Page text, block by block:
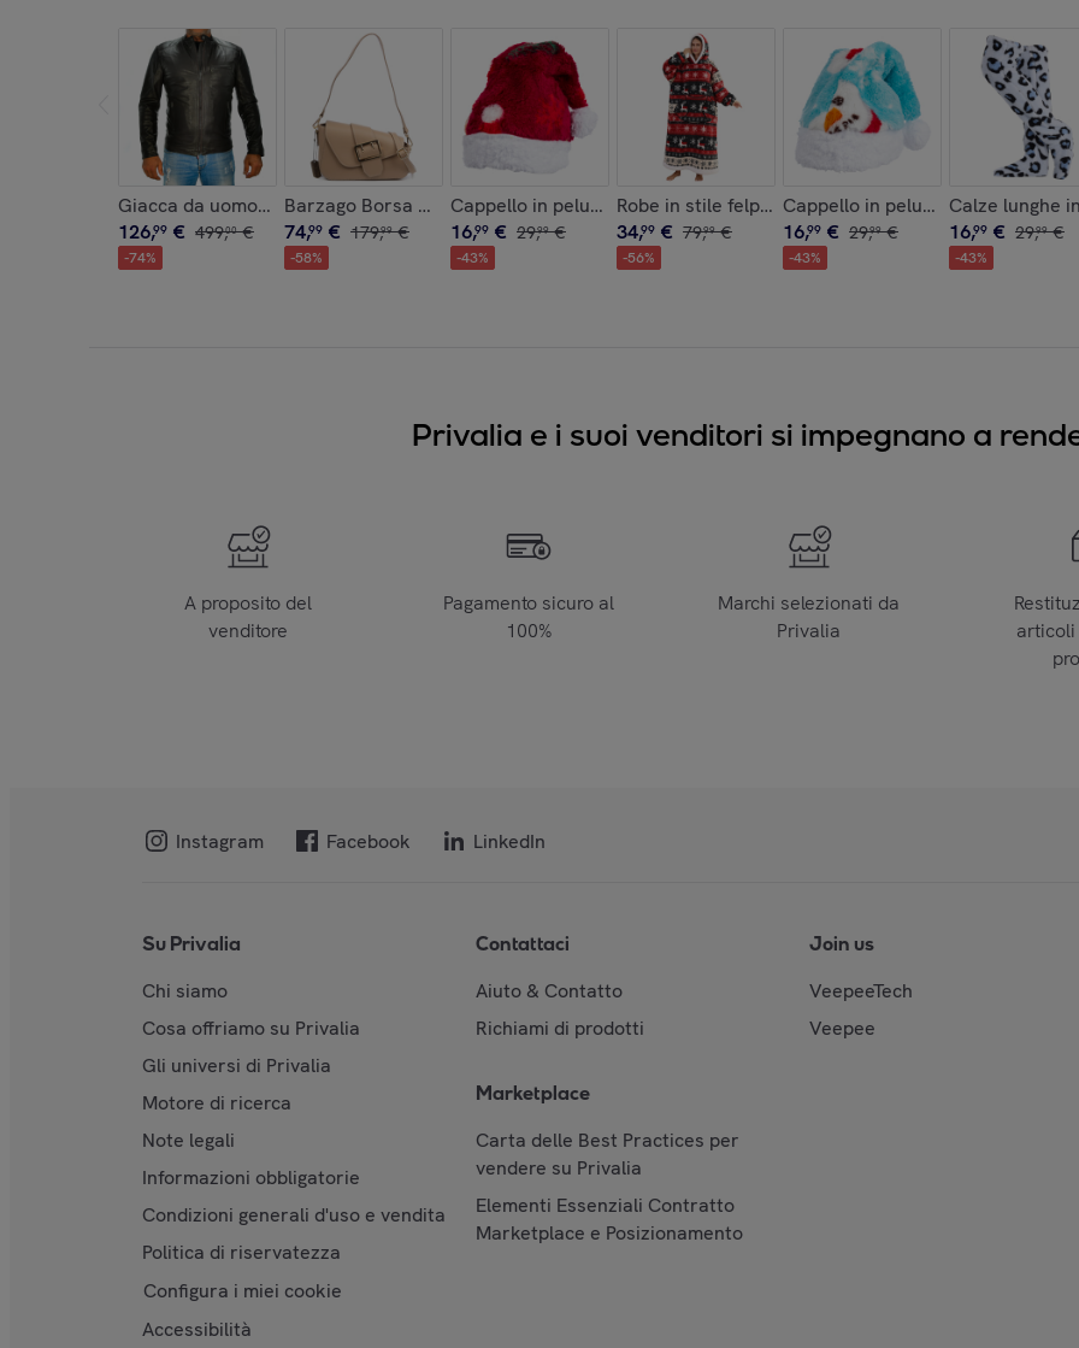
Giacca da uomo in vera pelle.
126,99 € 499,00 €
-74%
Barzago Borsa a spalla Donna. Pelle autentica Dollaro
74,99 € 179,99 €
-58%
Cappello in peluche extra morbido. Design natalizio rosso. 31x48 cm.
16,99 € 29,99 €
-43%
Robe in stile felpa e coperta in pile extra morbido.
34,99 € 79,99 €
-56%
Cappello in peluche extra soft.
16,99 € 29,99 €
-43%
Calze lunghe
16,99 € 29,99 €
-43%
Privalia e i suoi venditori si impegnano a
A proposito del
venditore
Pagamento sicuro al
100%
Marchi selezionati da
Privalia
articoli
Instagram Facebook LinkedIn
Su Privalia
Chi siamo
Cosa offriamo su Privalia
Gli universi di Privalia
Motore di ricerca
Note legali
Informazioni obbligatorie
Condizioni generali d'uso e vendita
Politica di riservatezza
Configura i miei cookie
Accessibilità
Contattaci
Aiuto & Contatto
Richiami di prodotti
Marketplace
Carta delle Best Practices per
vendere su Privalia
Elementi Essenziali Contratto
Marketplace e Posizionamento
Join us
VeepeeTech
Veepee